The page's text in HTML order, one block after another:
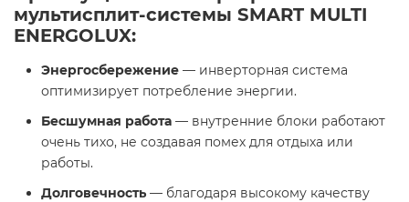
мультисплит-системы SMART MULTI
ENERGOLUX:
Энергосбережение — инверторная система
оптимизирует потребление энергии.
Бесшумная работа — внутренние блоки работают
очень тихо, не создавая помех для отдыха или
работы.
Долговечность — благодаря высокому качеству